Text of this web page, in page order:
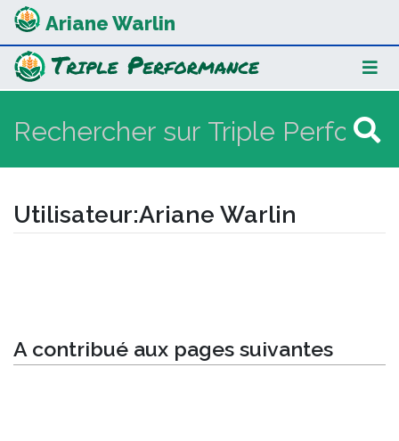
Ariane Warlin
Utilisateur:Ariane Warlin
A contribué aux pages suivantes